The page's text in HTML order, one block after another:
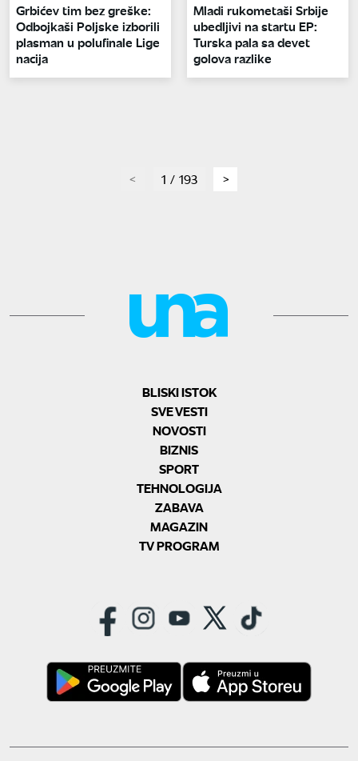
Grbićev tim bez greške:
Odbojkaši Poljske izborili
plasman u polufinale Lige
nacija
Mladi rukometaši Srbije
ubedljivi na startu EP:
Turska pala sa devet
golova razlike
page1 / 193 page
BLISKI ISTOK
SVE VESTI
NOVOSTI
BIZNIS
SPORT
TEHNOLOGIJA
ZABAVA
MAGAZIN
TV PROGRAM